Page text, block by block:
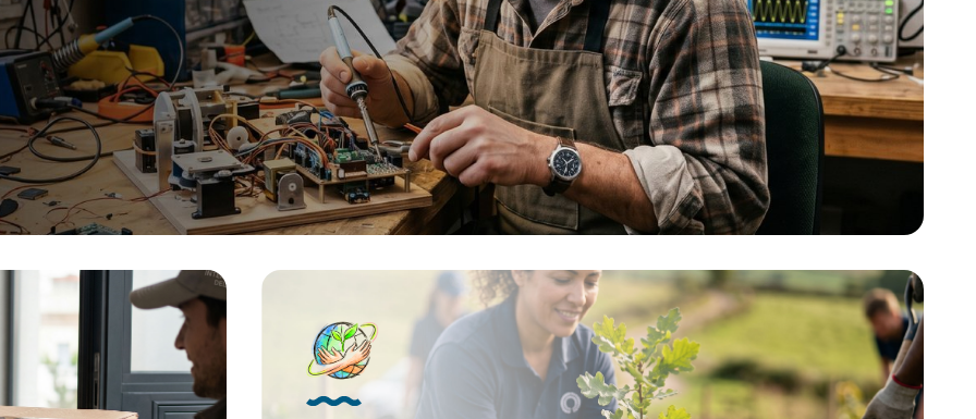
un Whatsapp al +34 623 30
email
accesibles, cercanos y
de facilidades a
e inversores para invertir
patentes. LLÁMANOS
cervical y los tendones que componen
el cuello. FreeEar es un mecanismo
que permite al usuario la facilidad de
hablar por el móvil sin necesidad de
tenerlo pegado a la oreja. Mientras el
usuario está realizando cualquier
actividad cotidiana que no implique un
gran movimiento podrá hablar por
teléfono con el dispositivo colocado en
la parte lateral hombro clavícula sin
ningún tipo de esfuerzo. Si eres
Empresario/inversor esta es tu
oportunidad. Puedes invertir en
información de esta patente, llámanos o
mándanos un Whatsapp al +34 623 30
es tienda@lafabricadeinventos.com.
Somos muy accesibles, cercanos y
damos cientos de facilidades a
empresarios e inversores para invertir
en nuestra patentes. LLÁMANOS
gracias a unas placas solares que
alimentan el sistema, establecen
homogéneamente una temperatura
idónea para su bienestar,
proporcionándoles un clima adecuado a
sus necesidades. Funciona mediante un
sistema muy versátil, que puede tener un
uso similar para las personas, con un
simple brazalete o muñequera, el
usuario puede conseguir regular la
temperatura de todo el cuerpo
focalizándose solamente en una zona.
Si eres Empresario/inversor esta es tu
oportunidad. Puedes invertir en
adelantar dinero. Si quieres más
información de esta patente, llámanos o
mándanos un Whatsapp al +34 623 30
88 74, nuestro email
es tienda@lafabricadeinventos.com.
Somos muy accesibles, cercanos y
damos cientos de facilidades a
empresarios e inversores para invertir
en nuestra patentes. LLÁMANOS